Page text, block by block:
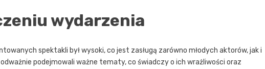
wydarzenia
spektakli był wysoki, co jest zasługą zarówno młodych aktorów, jak i
podejmowali ważne tematy, co świadczy o ich wrażliwości oraz